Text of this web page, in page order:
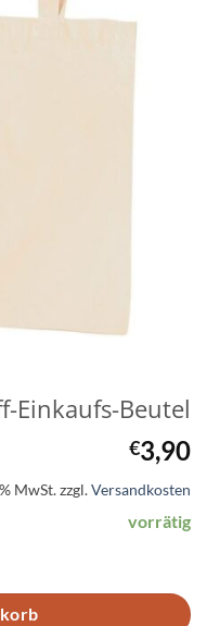
Einkaufs-Beutel
€3,90
MwSt.zzgl.Versandkosten
vorrätig